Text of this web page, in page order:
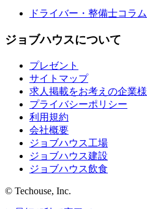
ドライバー・整備士コラム
ジョブハウスについて
プレゼント
サイトマップ
求人掲載をお考えの企業様
プライバシーポリシー
利用規約
会社概要
ジョブハウス工場
ジョブハウス建設
ジョブハウス飲食
© Techouse, Inc.